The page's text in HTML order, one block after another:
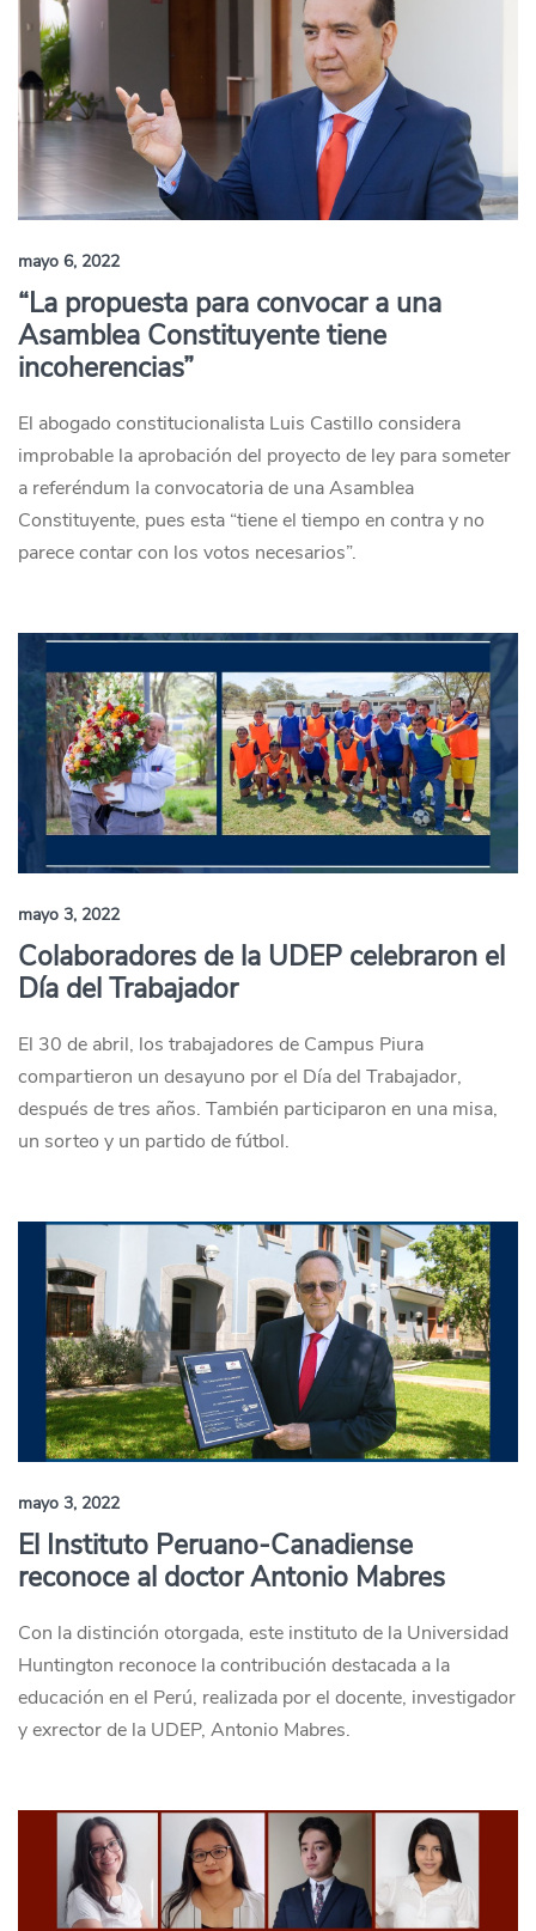
mayo 6, 2022
“La propuesta para convocar a una
Asamblea Constituyente tiene
incoherencias”
El abogado constitucionalista Luis Castillo considera
improbable la aprobación del proyecto de ley para someter
a referéndum la convocatoria de una Asamblea
Constituyente, pues esta “tiene el tiempo en contra y no
parece contar con los votos necesarios”.
mayo 3, 2022
Colaboradores de la UDEP celebraron el
Día del Trabajador
El 30 de abril, los trabajadores de Campus Piura
compartieron un desayuno por el Día del Trabajador,
después de tres años. También participaron en una misa,
un sorteo y un partido de fútbol.
mayo 3, 2022
El Instituto Peruano-Canadiense
reconoce al doctor Antonio Mabres
Con la distinción otorgada, este instituto de la Universidad
Huntington reconoce la contribución destacada a la
educación en el Perú, realizada por el docente, investigador
y exrector de la UDEP, Antonio Mabres.